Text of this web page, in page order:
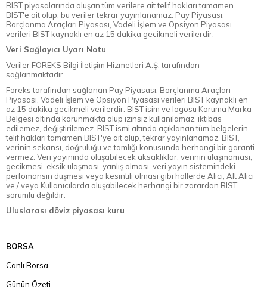
BIST piyasalarında oluşan tüm verilere ait telif hakları tamamen
BIST'e ait olup, bu veriler tekrar yayınlanamaz. Pay Piyasası,
Borçlanma Araçları Piyasası, Vadeli İşlem ve Opsiyon Piyasası
verileri BIST kaynaklı en az 15 dakika gecikmeli verilerdir.
Veri Sağlayıcı Uyarı Notu
Veriler FOREKS Bilgi İletişim Hizmetleri A.Ş. tarafından
sağlanmaktadır.
Foreks tarafından sağlanan Pay Piyasası, Borçlanma Araçları
Piyasası, Vadeli İşlem ve Opsiyon Piyasası verileri BIST kaynaklı en
az 15 dakika gecikmeli verilerdir. BIST isim ve logosu Koruma Marka
Belgesi altında korunmakta olup izinsiz kullanılamaz, iktibas
edilemez, değiştirilemez. BIST ismi altında açıklanan tüm belgelerin
telif hakları tamamen BIST'ye ait olup, tekrar yayınlanamaz. BIST,
verinin sekansı, doğruluğu ve tamlığı konusunda herhangi bir garanti
vermez. Veri yayınında oluşabilecek aksaklıklar, verinin ulaşmaması,
gecikmesi, eksik ulaşması, yanlış olması, veri yayın sistemindeki
perfomansın düşmesi veya kesintili olması gibi hallerde Alıcı, Alt Alıcı
ve / veya Kullanıcılarda oluşabilecek herhangi bir zarardan BIST
sorumlu değildir.
Uluslarası döviz piyasası kuru
BORSA
Canlı Borsa
Günün Özeti